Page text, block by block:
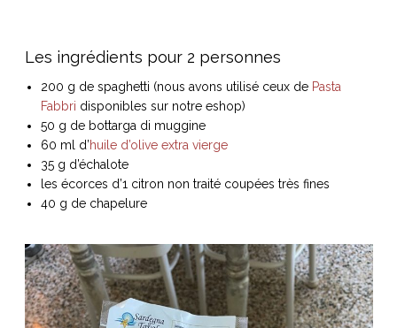
Burano, la palette
de tous les
superlatifs
Les ingrédients pour 2 personnes
200 g de spaghetti (nous avons utilisé ceux de Pasta
Fabbri disponibles sur notre eshop)
50 g de bottarga di muggine
60 ml d’huile d’olive extra vierge
35 g d’échalote
les écorces d’1 citron non traité coupées très fines
40 g de chapelure